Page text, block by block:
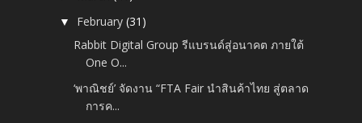
▼ February(31)
Rabbit Digital Group รีแบรนด์สู่อนาคต ภายใต้
One O...
‘พาณิชย์’ จัดงาน “FTA Fair นำสินค้าไทย สู่ตลาด
การค...